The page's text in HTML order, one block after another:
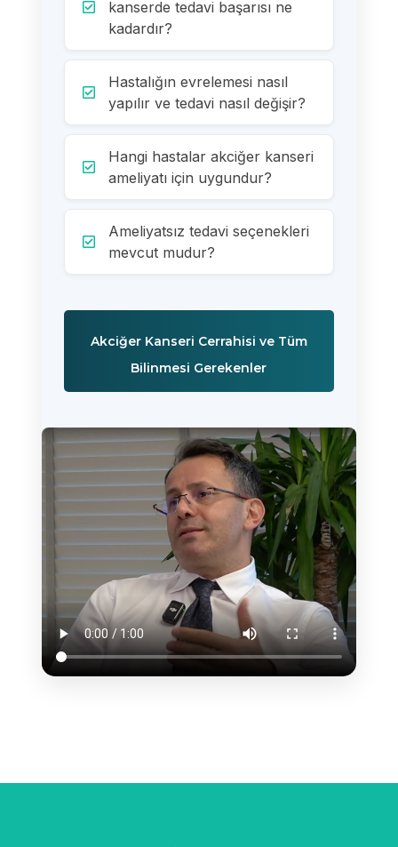
kanserde tedavi başarısı ne
kadardır?
Hastalığın evrelemesi nasıl
yapılır ve tedavi nasıl değişir?
Hangi hastalar akciğer kanseri
ameliyatı için uygundur?
Ameliyatsız tedavi seçenekleri
mevcut mudur?
Akciğer Kanseri Cerrahisi ve Tüm
Bilinmesi Gerekenler